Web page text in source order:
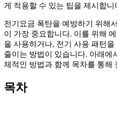
게 적용할 수 있는 팁을 제시합니
전기요금 폭탄을 예방하기 위해
이 가장 중요합니다. 이를 위해
을 사용하거나, 전기 사용 패턴
줄이는 방법이 있습니다. 아래에
체적인 방법과 함께 목차를 통해
목차